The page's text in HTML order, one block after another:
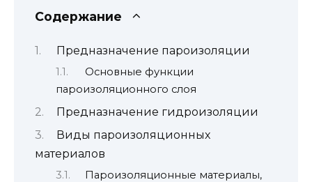
Содержание
Предназначение пароизоляции
Основные функции
пароизоляционного слоя
Предназначение гидроизоляции
Виды пароизоляционных
материалов
Пароизоляционные материалы,